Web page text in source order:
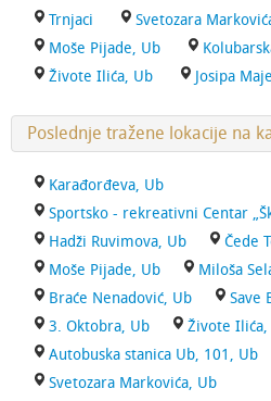
Trnjaci
Svetozara
Moše Pijade, Ub
Živote Ilića, Ub
Josipa
Poslednje tražene lokacije na
Karađorđeva, Ub
Sportsko - rekreativni Centar
Hadži Ruvimova, Ub
Čede
Moše Pijade, Ub
Miloša
Braće Nenadović, Ub
Save
3. Oktobra, Ub
Živote Ilića,
Autobuska stanica Ub, 101, Ub
Svetozara Markovića, Ub